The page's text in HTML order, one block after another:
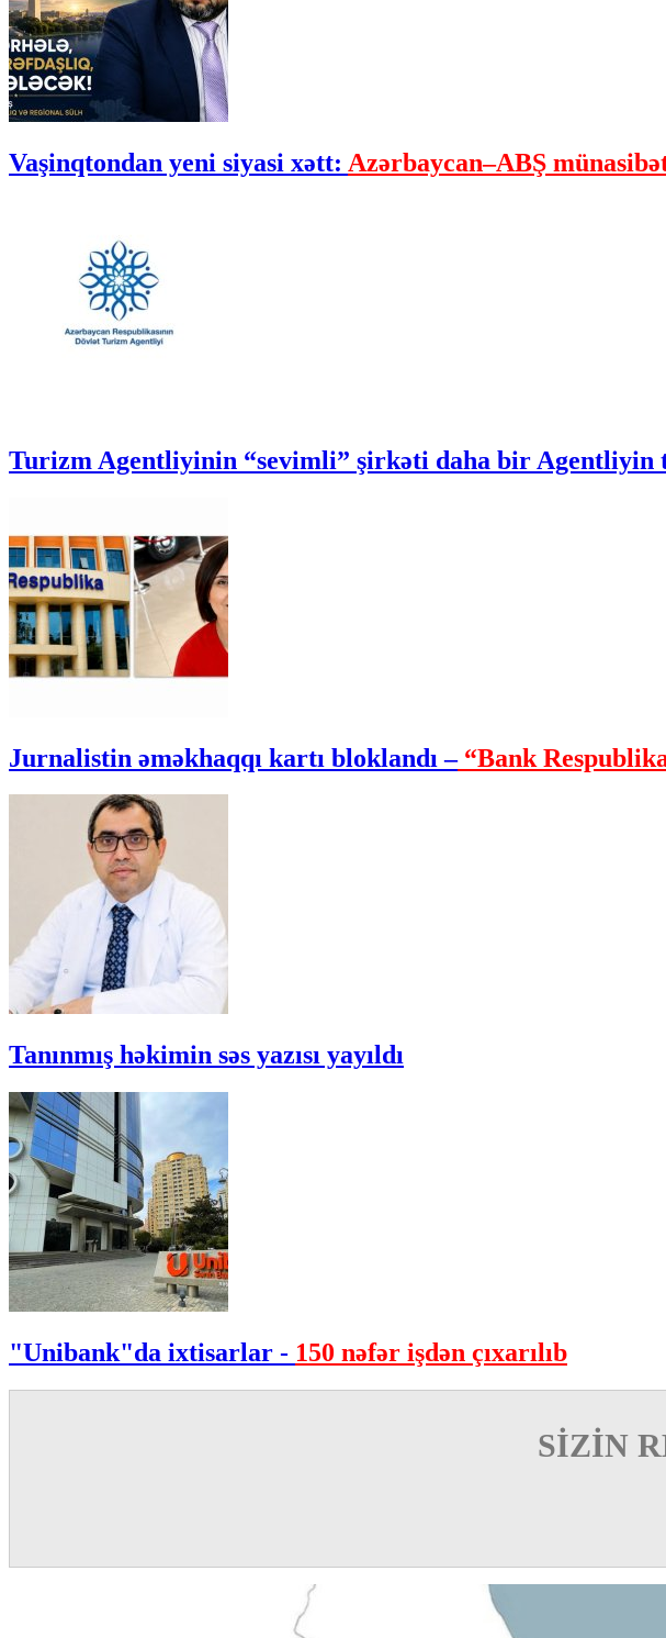
Vaşinqtondan yeni siyasi xətt: Azərbaycan–ABŞ
Turizm Agentliyinin “sevimli” şirkəti daha bir Agentliyin
Jurnalistin əməkhaqqı kartı bloklandı –“Bank
Tanınmış həkimin səs yazısı yayıldı
"Unibank"da ixtisarlar - 150 nəfər işdən çıxarılıb
SİZİN